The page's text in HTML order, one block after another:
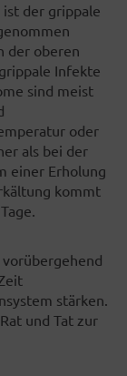
der grippale
der oberen
Infekte
sind meist
oder
als bei der
einer Erholung
kommt
stärken.
und Tat zur